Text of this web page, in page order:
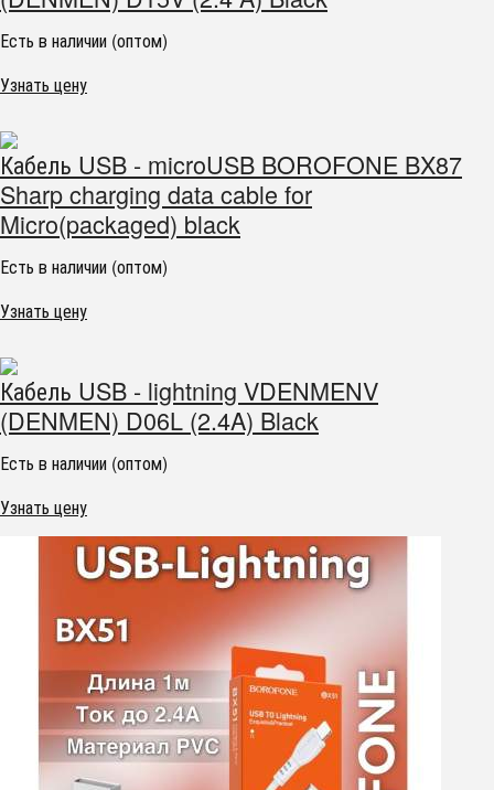
Есть в наличии (оптом)
Узнать цену
Кабель USB - microUSB BOROFONE BX87
Sharp charging data cable for
Micro(packaged) black
Есть в наличии (оптом)
Узнать цену
Кабель USB - lightning VDENMENV
(DENMEN) D06L (2.4A) Black
Есть в наличии (оптом)
Узнать цену